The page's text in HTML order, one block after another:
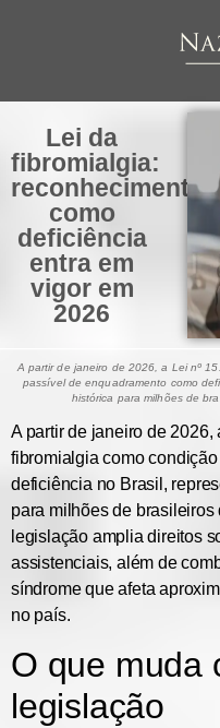
Lei da
fibromialgia:
reconhecimento
como
deficiência
entra em
vigor em
2026
A partir de janeiro de 2026, a Lei nº
passível de enquadramento como
histórica para milhões de
A partir de janeiro de 2026,
fibromialgia como
deficiência no Brasil,
para milhões de
legislação amplia direitos
assistenciais, além de
síndrome que afeta
no país.
O que muda
legislação